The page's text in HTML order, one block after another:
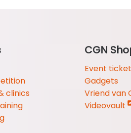
clinics
CGN
Event
Gadgets
Vriend van
Videovault